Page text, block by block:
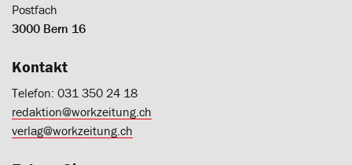
Postfach
3000 Bern 16
Kontakt
Telefon: 031 350 24 18
redaktion@workzeitung.ch
verlag@workzeitung.ch